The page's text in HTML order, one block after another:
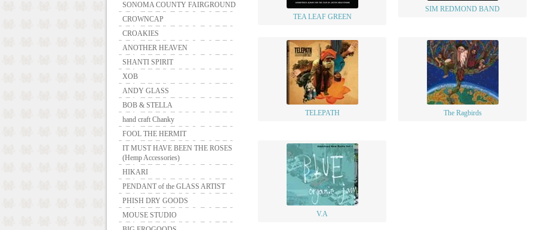
SONOMA COUNTY FAIRGROUND
CROWNCAP
CROAKIES
ANOTHER HEAVEN
SHANTI SPIRIT
XOB
ANDY GLASS
BOB & STELLA
hand craft Chanky
FOOL THE HERMIT
IT MUST HAVE BEEN THE ROSES
(Hemp Accessories)
HIKARI
PENDANT of the GLASS ARTIST
PHISH DRY GOODS
MOUSE STUDIO
TEA LEAF GREEN
SIM REDMOND BAND
TELEPATH The Ragbirds
V.A